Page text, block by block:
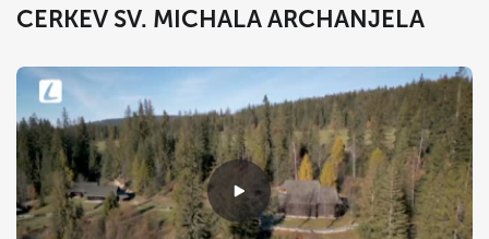
CERKEV SV. MICHALA ARCHANJELA